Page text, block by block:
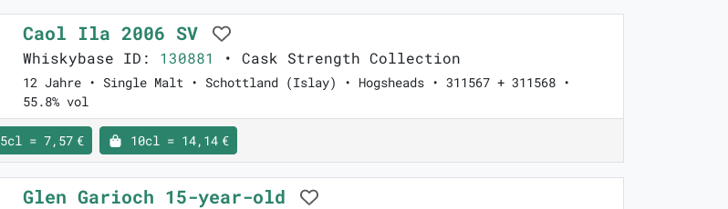
Caol Ila 2006 SV
Whiskybase ID: 130881 • Cask Strength Collection
12 Jahre • Single Malt • Schottland (Islay) • Hogsheads • 311567 + 311568 •
55.8% vol
5cl = 7,57 € 10cl = 14,14 €
Glen Garioch 15-year-old